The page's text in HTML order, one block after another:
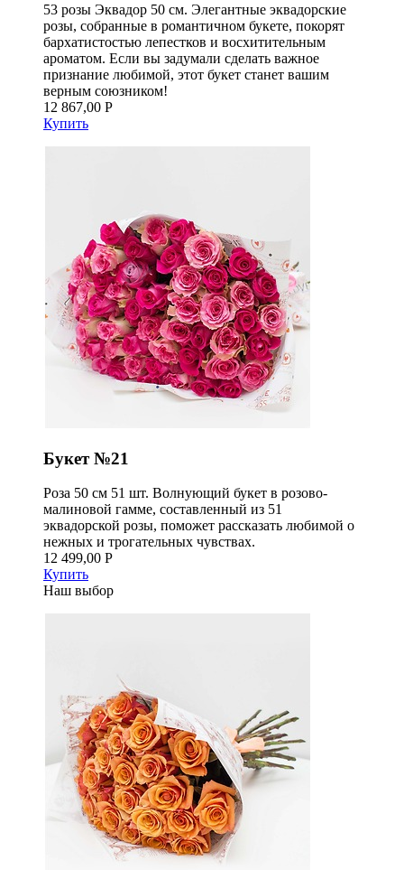
53 розы Эквадор 50 см. Элегантные эквадорские
розы, собранные в романтичном букете, покорят
бархатистостью лепестков и восхитительным
ароматом. Если вы задумали сделать важное
признание любимой, этот букет станет вашим
верным союзником!
12 867,00 Р
Купить
Букет №21
Роза 50 см 51 шт. Волнующий букет в розово-
малиновой гамме, составленный из 51
эквадорской розы, поможет рассказать любимой о
нежных и трогательных чувствах.
12 499,00 Р
Купить
Наш выбор